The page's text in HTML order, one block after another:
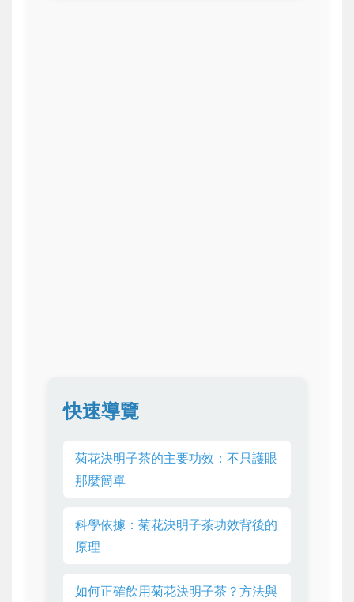
快速導覽
菊花決明子茶的主要功效：不只護眼
那麼簡單
科學依據：菊花決明子茶功效背後的
原理
如何正確飲用菊花決明子茶？方法與